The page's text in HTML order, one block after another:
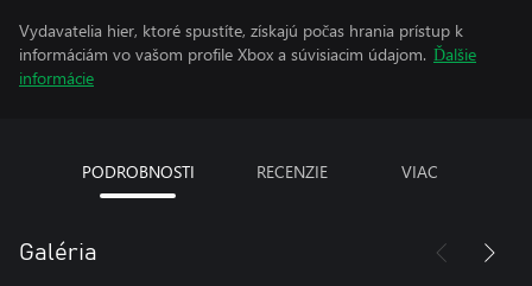
Vydavatelia hier, ktoré spustíte, získajú počas hrania prístup k
informáciám vo vašom profile Xbox a súvisiacim údajom. Ďalšie
informácie
PODROBNOSTI RECENZIE VIAC
Galéria